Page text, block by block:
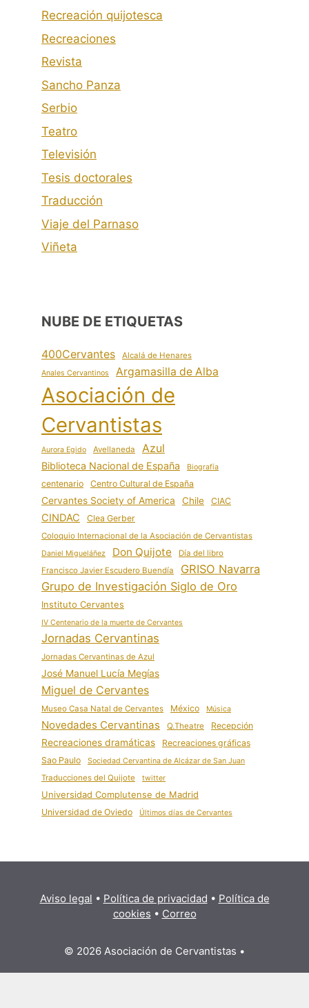
Recreación quijotesca
Recreaciones
Revista
Sancho Panza
Serbio
Teatro
Televisión
Tesis doctorales
Traducción
Viaje del Parnaso
Viñeta
NUBE DE ETIQUETAS
400Cervantes Alcalá de Henares
Anales Cervantinos Argamasilla de Alba
Asociación de
Cervantistas
Aurora Egido Avellaneda Azul
Biblioteca Nacional de España Biografía
centenario Centro Cultural de España
Cervantes Society of America Chile CIAC
CINDAC Clea Gerber
Coloquio Internacional de la Asociación de Cervantistas
Daniel Migueláñez Don Quijote
Día del libro
Francisco Javier Escudero Buendía
GRISO Navarra
Grupo de Investigación Siglo de Oro
Instituto Cervantes
IV Centenario de la muerte de Cervantes
Jornadas Cervantinas
Jornadas Cervantinas de Azul
José Manuel Lucía Megías
Miguel de Cervantes
Museo Casa Natal de Cervantes México Música
Novedades Cervantinas Q.Theatre Recepción
Recreaciones dramáticas
Recreaciones gráficas
Sao Paulo
Sociedad Cervantina de Alcázar de San Juan
Traducciones del Quijote twitter
Universidad Complutense de Madrid
Universidad de Oviedo Últimos días de Cervantes
Aviso legal • Política de privacidad • Política de
cookies • Correo
© 2026 Asociación de Cervantistas •